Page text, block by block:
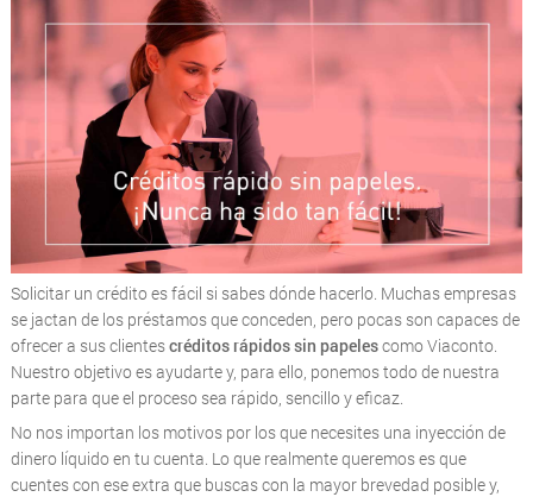
Solicitar un crédito es fácil si sabes dónde hacerlo. Muchas empresas
se jactan de los préstamos que conceden, pero pocas son capaces de
ofrecer a sus clientescréditos rápidos sin papelescomo Viaconto.
Nuestro objetivo es ayudarte y, para ello, ponemos todo de nuestra
parte para que el proceso sea rápido, sencillo y eficaz.
No nos importan los motivos por los que necesites una inyección de
dinero líquido en tu cuenta. Lo que realmente queremos es que
cuentes con ese extra que buscas con la mayor brevedad posible y,